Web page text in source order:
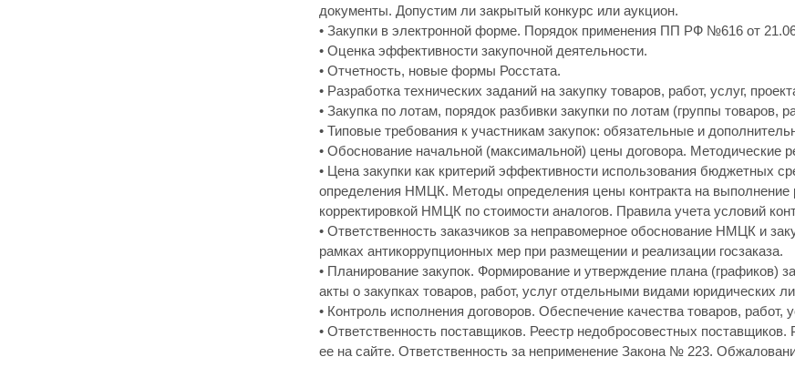
документы. Допустим ли закрытый конкурс или аукцион.
• Закупки в электронной форме. Порядок применения ПП РФ №616 от
• Оценка эффективности закупочной деятельности.
• Отчетность, новые формы Росстата.
• Разработка технических заданий на закупку товаров, работ, услуг,
• Закупка по лотам, порядок разбивки закупки по лотам (группы товаров,
• Типовые требования к участникам закупок: обязательные и
• Обоснование начальной (максимальной) цены договора. Методические
• Цена закупки как критерий эффективности использования бюджетных
определения НМЦК. Методы определения цены контракта на выполнение
корректировкой НМЦК по стоимости аналогов. Правила учета условий
• Ответственность заказчиков за неправомерное обоснование НМЦК и
рамках антикоррупционных мер при размещении и реализации госзаказа.
• Планирование закупок. Формирование и утверждение плана (графиков)
акты о закупках товаров, работ, услуг отдельными видами юридических
• Контроль исполнения договоров. Обеспечение качества товаров, работ,
• Ответственность поставщиков. Реестр недобросовестных
ее на сайте. Ответственность за неприменение Закона № 223.